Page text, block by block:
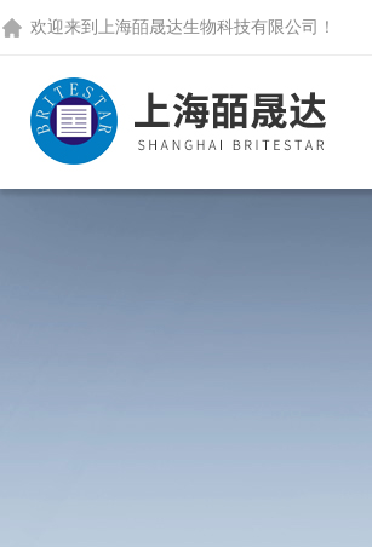
欢迎来到 上海皕晟达生物科技有限公司 ！